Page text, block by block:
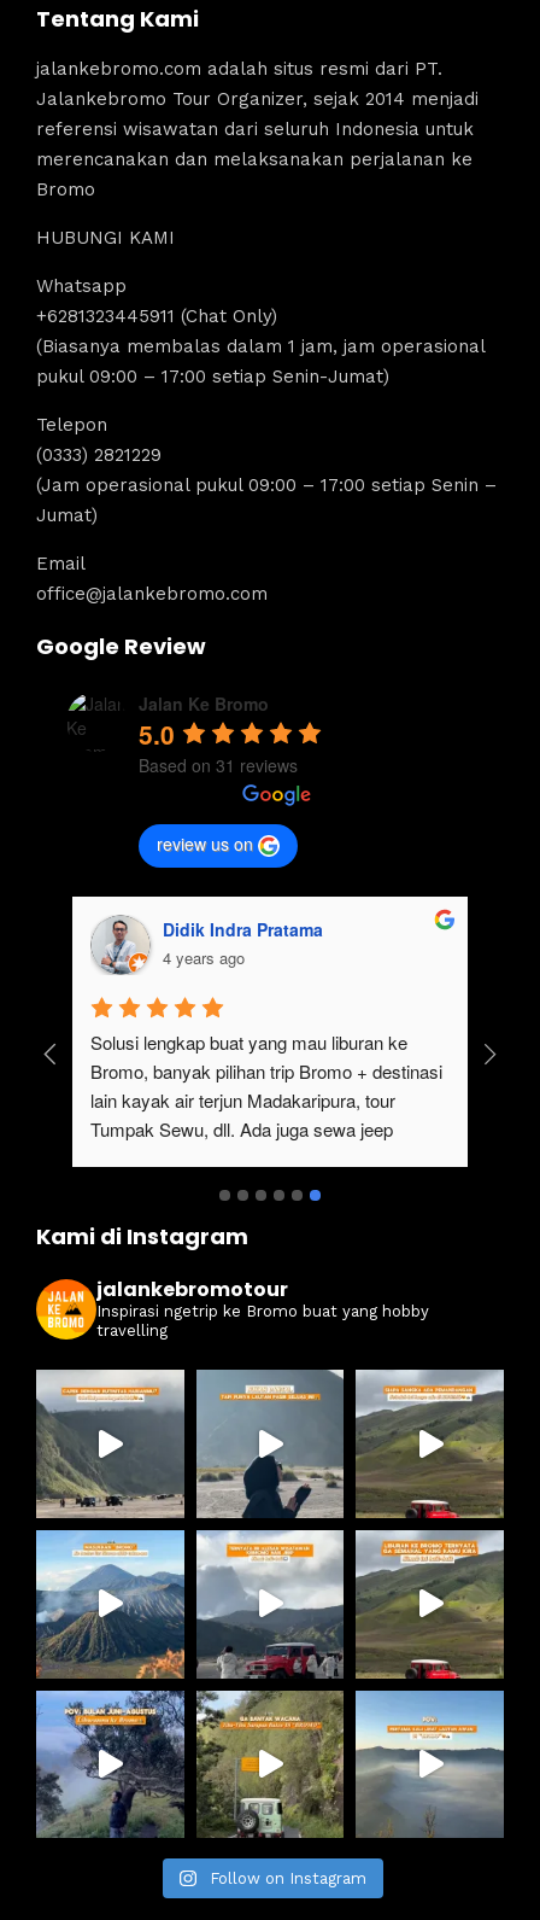
Tentang Kami
jalankebromo.com adalah situs resmi dari PT.
Jalankebromo Tour Organizer, sejak 2014 menjadi
referensi wisawatan dari seluruh Indonesia untuk
merencanakan dan melaksanakan perjalanan ke
Bromo
HUBUNGI KAMI
Whatsapp
+6281323445911 (Chat Only)
(Biasanya membalas dalam 1 jam, jam operasional
pukul 09:00 – 17:00 setiap Senin-Jumat)
Telepon
(0333) 2821229
(Jam operasional pukul 09:00 – 17:00 setiap Senin –
Jumat)
Email
office@jalankebromo.com
Google Review
Jalan Ke Bromo
5.0
Based on 31 reviews
review us on
Didik Indra Pratama
4 years ago
Solusi lengkap buat yang mau liburan ke
Bromo, banyak pilihan trip Bromo + destinasi
lain kayak air terjun Madakaripura, tour
Tumpak Sewu, dll. Ada juga sewa jeep
Kami di Instagram
jalankebromotour
Inspirasi ngetrip ke Bromo buat yang hobby
travelling
Follow on Instagram